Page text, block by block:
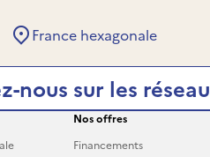
France hexagonale
nous sur les
Nos offres
Financements